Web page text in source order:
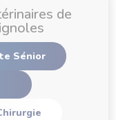
de
Sénior